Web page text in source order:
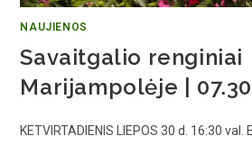
NAUJIENOS
Savaitgalio renginiai
Marijampolėje |
KETVIRTADIENIS LIEPOS 30 d. 16:30